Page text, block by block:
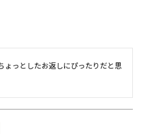
ょっとしたお返しにぴったりだと思